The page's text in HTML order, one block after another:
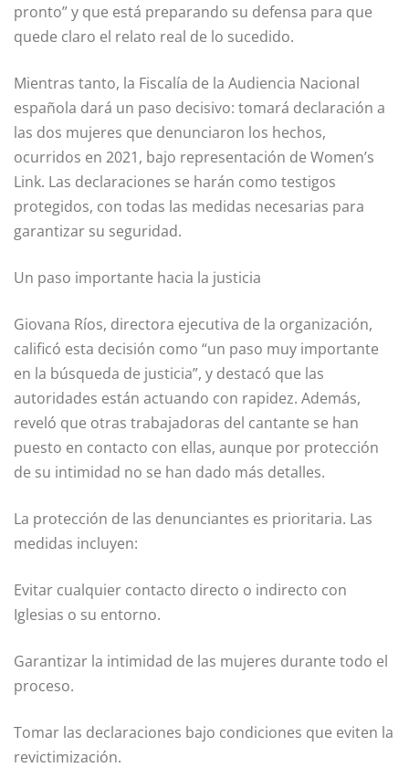
pronto” y que está preparando su defensa para que
quede claro el relato real de lo sucedido.
Mientras tanto, la Fiscalía de la Audiencia Nacional
española dará un paso decisivo: tomará declaración a
las dos mujeres que denunciaron los hechos,
ocurridos en 2021, bajo representación de Women’s
Link. Las declaraciones se harán como testigos
protegidos, con todas las medidas necesarias para
garantizar su seguridad.
Un paso importante hacia la justicia
Giovana Ríos, directora ejecutiva de la organización,
calificó esta decisión como “un paso muy importante
en la búsqueda de justicia”, y destacó que las
autoridades están actuando con rapidez. Además,
reveló que otras trabajadoras del cantante se han
puesto en contacto con ellas, aunque por protección
de su intimidad no se han dado más detalles.
La protección de las denunciantes es prioritaria. Las
medidas incluyen:
Evitar cualquier contacto directo o indirecto con
Iglesias o su entorno.
Garantizar la intimidad de las mujeres durante todo el
proceso.
Tomar las declaraciones bajo condiciones que eviten la
revictimización.